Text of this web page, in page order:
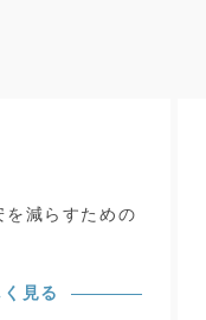
を減らすための
見る